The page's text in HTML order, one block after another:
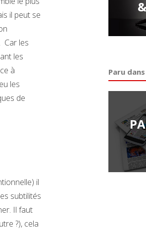
il peut se
Car les
les
à
les
de
il
subtilités
Il faut
?), cela
Paru